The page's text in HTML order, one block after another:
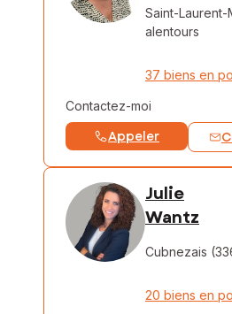
Saint-Laurent-
alentours
37 biens en
Contactez-moi
Appeler
Julie
Wantz
Cubnezais
20 biens en